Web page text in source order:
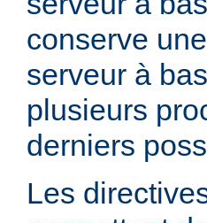
conserve
serveur à
plusieurs
derniers
Les